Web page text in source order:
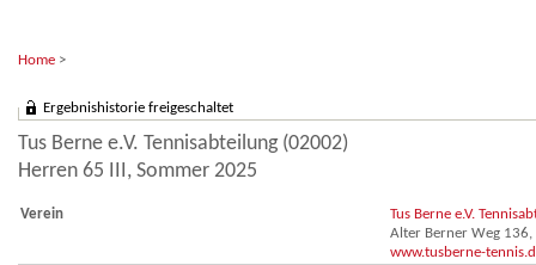
Home >
Ergebnishistorie freigeschaltet
Tus Berne e.V. Tennisabteilung (02002)
Herren 65 III, Sommer 2025
Verein
Tus Berne e.V.
Alter Berner Weg
www.tusberne-